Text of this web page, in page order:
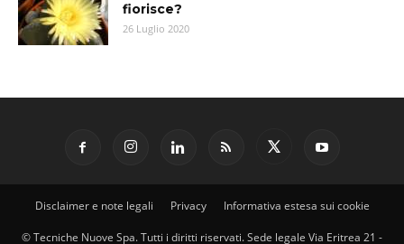
fiorisce?
26 Luglio 2020
Disclaimer e note legali Privacy Informativa estesa sui cookie
© Tecniche Nuove Spa. Tutti i diritti riservati. Sede legale Via Eritrea 21 -